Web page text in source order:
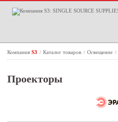
Компания S3 / Каталог товаров / Освещение /
Проекторы